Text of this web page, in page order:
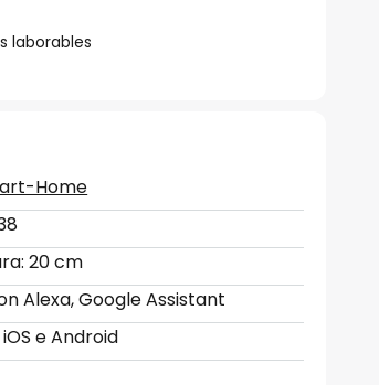
laborables
Home
20 cm
Alexa, Google Assistant
e Android